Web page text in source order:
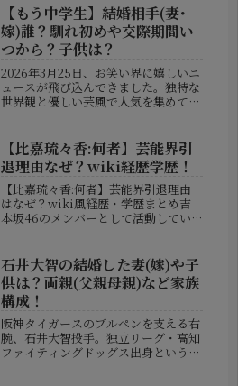
ンバサダーとして活動を続ける彼が、
2025年11月22日、自身の誕生...
【もう中学生】結婚相手(妻･
嫁)誰？馴れ初めや交際期間い
つから？子供は？
2026年3月25日、お笑い界に嬉しいニ
ュースが飛び込んできました。独特な
世界観と優しい芸風で人気を集めてい
を発表し、多くの視聴者を驚かせまし
た。突然の発表ということもあり、...
【比嘉琉々香:何者】芸能界引
退理由なぜ？wiki経歴学歴！
【比嘉琉々香:何者】芸能界引退理由
はなぜ？wiki風経歴・学歴まとめ吉
本坂46のメンバーとして活動してい
の決断に驚いた人も多いのではないで
しょうか。この記事では、「比嘉
琉々...
石井大智の結婚した妻(嫁)や子
供は？両親(父親母親)など家族
構成！
阪神タイガースのブルペンを支える右
腕、石井大智投手。独立リーグ・高知
ファイティングドッグス出身という異